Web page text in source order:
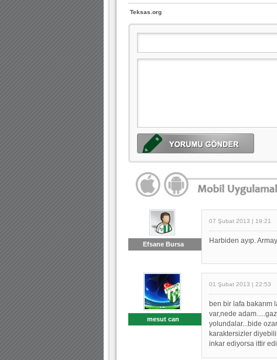
Teksas.org
Efsane Bursa
07 Şubat 2013 | 19:21
Harbiden ayıp.
mesut can
01 Şubat 2013 | 22:53
ben bir lafa bakarım
var,nede
yolundalar...bide
karaktersizler
inkar ediyorsa ittir